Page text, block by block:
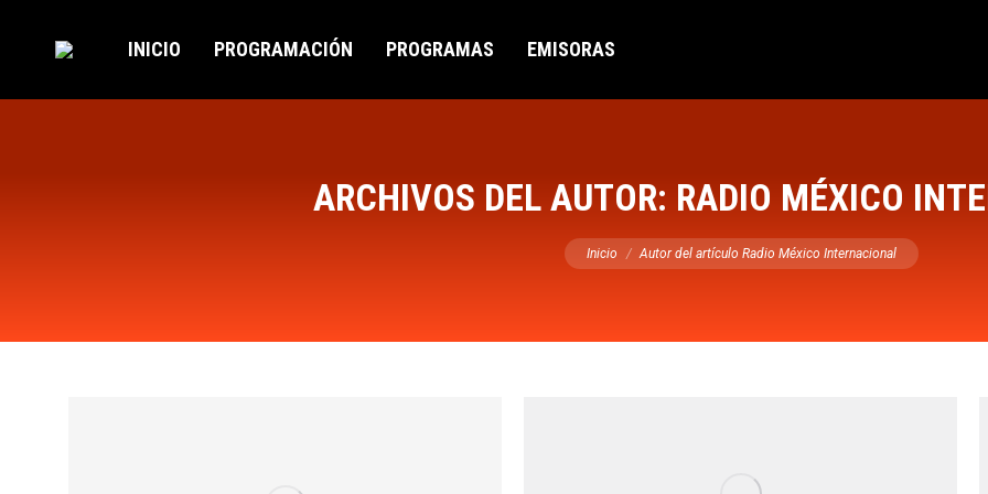
INICIO PROGRAMACIÓN PROGRAMAS EMISORAS
ARCHIVOS DEL AUTOR: RADIO MÉXICO
Estás aquí:
Inicio Autor del artículo Radio México Internacional